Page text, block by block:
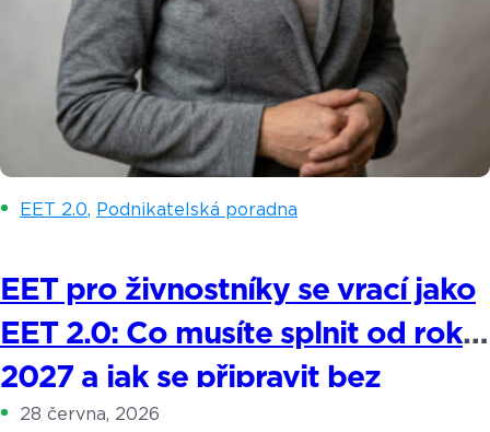
EET 2.0, Podnikatelská poradna
EET pro živnostníky se vrací jako
EET 2.0: Co musíte splnit od roku
2027 a jak se připravit bez
stresu?
28 června, 2026